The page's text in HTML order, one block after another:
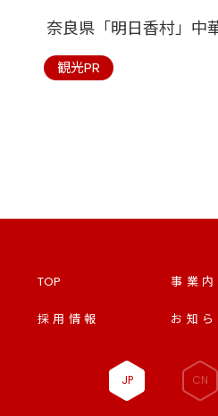
奈良県「明日香村」中
観光PR
JP CN
TOP 事業内
採用情報 お知ら